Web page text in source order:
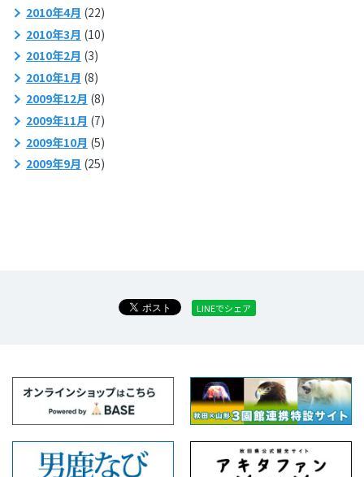
2010年4月 (22)
2010年3月 (10)
2010年2月 (3)
2010年1月 (8)
2009年12月 (8)
2009年11月 (7)
2009年10月 (5)
2009年9月 (25)
LINEでシェア